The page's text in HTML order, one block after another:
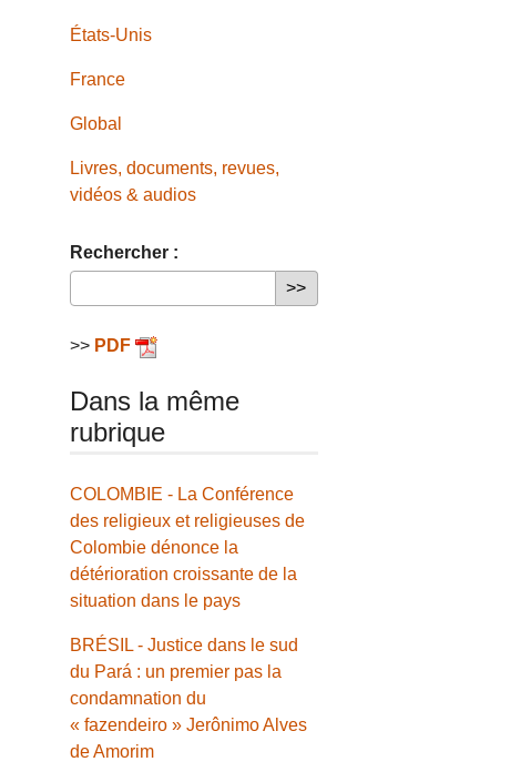
États-Unis
France
Global
Livres, documents, revues,
vidéos & audios
Rechercher :
>> PDF
Dans la même
rubrique
COLOMBIE - La Conférence
des religieux et religieuses de
Colombie dénonce la
détérioration croissante de la
situation dans le pays
BRÉSIL - Justice dans le sud
du Pará : un premier pas la
condamnation du
« fazendeiro » Jerônimo Alves
de Amorim